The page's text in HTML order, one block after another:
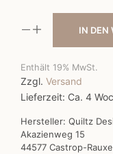
IN DEN
Enthält 19% MwSt.
Zzgl. Versand
Lieferzeit: Ca. 4
Hersteller: Quiltz
Akazienweg 15
44577 Castrop-